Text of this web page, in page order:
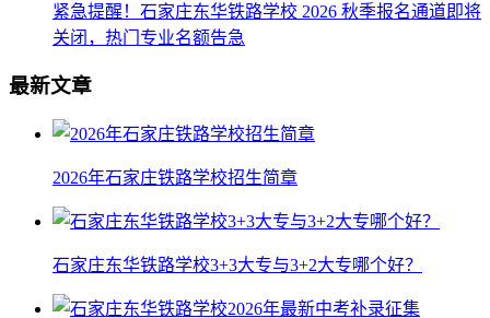
紧急提醒！石家庄东华铁路学校 2026 秋季报名通道即将
关闭，热门专业名额告急
最新文章
2026年石家庄铁路学校招生简章
石家庄东华铁路学校3+3大专与3+2大专哪个好？